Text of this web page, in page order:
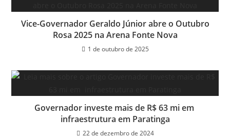
Vice-Governador Geraldo Júnior abre o Outubro
Rosa 2025 na Arena Fonte Nova
1 de outubro de 2025
Governador investe mais de R$ 63 mi em
infraestrutura em Paratinga
22 de dezembro de 2024